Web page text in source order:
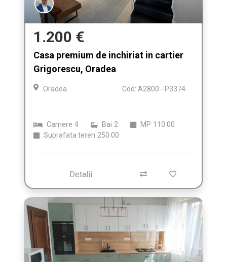
1.200 €
Casa premium de inchiriat in cartier
Grigorescu, Oradea
Oradea Cod: A2800 - P3374
Camere 4 Bai 2 MP 110.00
Suprafata teren 250.00
Detalii